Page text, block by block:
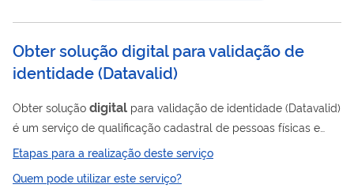
Física...
Obter solução digital para validação de
identidade (Datavalid)
Obter solução digital para validação de identidade (Datavalid)
é um serviço de qualificação cadastral de pessoas físicas e
jurídicas, por meio de ferramenta (API) de inteligência, que
possibilita a validação da identidade a partir da consulta às
bases originais do governo para, além de validar as
Etapas para a realização deste serviço
Quem pode utilizar este serviço?